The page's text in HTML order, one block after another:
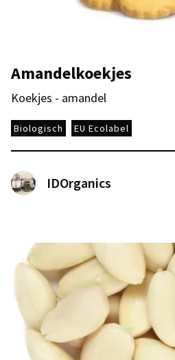
Amandelkoekjes
Koekjes - amandel
Biologisch EU Ecolabel
IDOrganics